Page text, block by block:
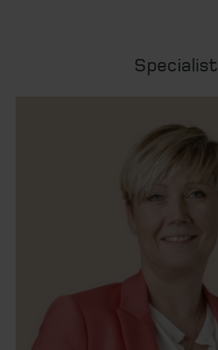
Specialist